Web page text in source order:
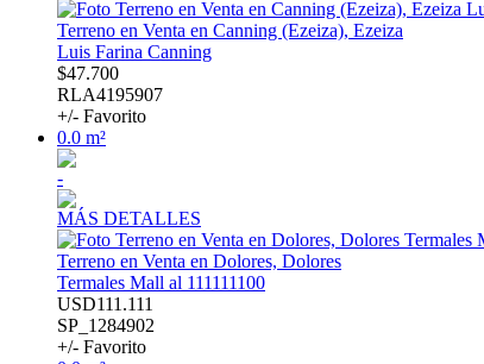
Terreno en Venta en Canning (Ezeiza), Ezeiza
Luis Farina Canning
$47.700
RLA4195907
+/- Favorito
0.0 m²
-
MÁS DETALLES
Terreno en Venta en Dolores, Dolores
Termales Mall al 111111100
USD111.111
SP_1284902
+/- Favorito